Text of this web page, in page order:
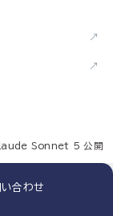
↗
↗
Sonnet 5 公開
い合わせ